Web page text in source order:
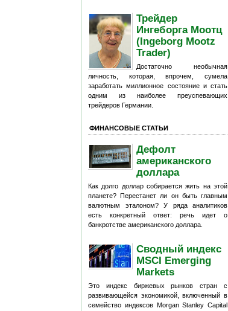
Трейдер
Ингеборга Моотц
(Ingeborg Mootz
Trader)
Достаточно необычная
личность, которая, впрочем, сумела
заработать миллионное состояние и стать
одним из наиболее преуспевающих
трейдеров Германии.
ФИНАНСОВЫЕ СТАТЬИ
Дефолт
американского
доллара
Как долго доллар собирается жить на этой
планете? Перестанет ли он быть главным
валютным эталоном? У ряда аналитиков
есть конкретный ответ: речь идет о
банкротстве американского доллара.
Сводный индекс
MSCI Emerging
Markets
Это индекс биржевых рынков стран с
развивающейся экономикой, включенный в
семейство индексов Morgan Stanley Capital